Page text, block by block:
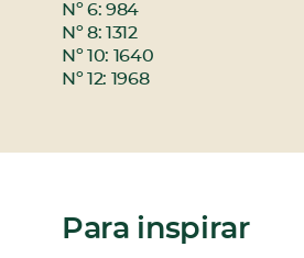
Nº 6: 984
Nº 8: 1312
Nº 10: 1640
Nº 12: 1968
Para inspirar